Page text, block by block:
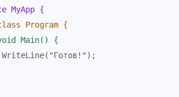
MyApp {
Program {
Main() {